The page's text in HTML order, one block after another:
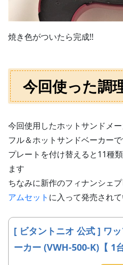
焼き色がついたら完成!!
今回使った調
今回使用したホットサンドメ
フル＆ホットサンドベーカーで
プレートを付け替えると11種
ます
ちなみに新作のフィナンシェ
アムセット に入って発売されて
[ ビタントニオ 公式 ] ワ
ーカー (VWH-500-K)【 1